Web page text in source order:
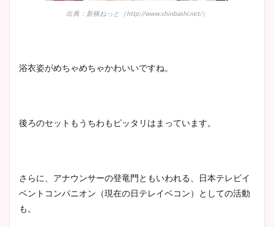
出典：新橋ねっと（http://www.shinbashi.net/）
浴衣姿がめちゃめちゃかわいいですね。
後ろのセットもうちわもピッタリはまっています。
さらに、アナウンサーの登竜門ともいわれる、日本テレビイ
ベントコンパニオン（現在の日テレイベコン）としての活動
も。